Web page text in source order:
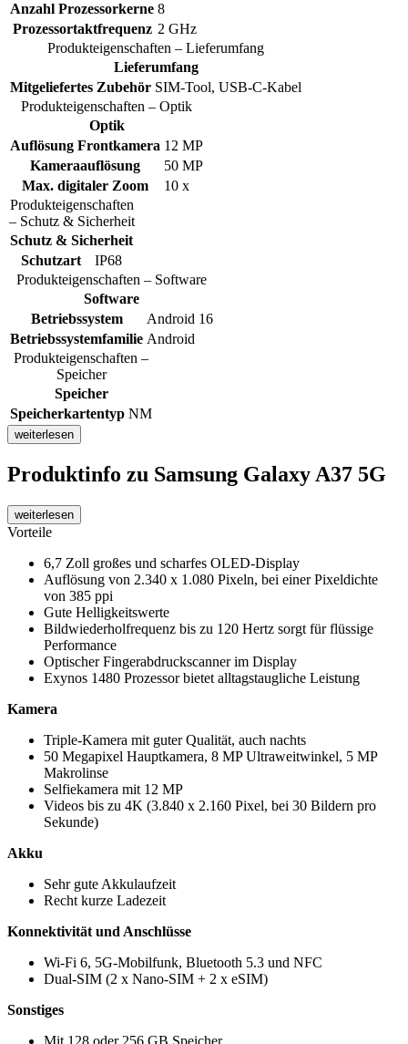
Anzahl Prozessorkerne 8
Prozessortaktfrequenz 2 GHz
Produkteigenschaften – Lieferumfang
Lieferumfang
Mitgeliefertes Zubehör SIM-Tool, USB-C-Kabel
Produkteigenschaften – Optik
Optik
Auflösung Frontkamera 12 MP
Kameraauflösung
50 MP
Max. digitaler Zoom
10 x
Produkteigenschaften
– Schutz & Sicherheit
Schutz & Sicherheit
Schutzart
IP68
Produkteigenschaften – Software
Software
Betriebssystem
Android 16
Betriebssystemfamilie Android
Produkteigenschaften –
Speicher
Speicher
Speicherkartentyp NM
weiterlesen
Produktinfo zu Samsung Galaxy A37 5G
weiterlesen
Vorteile
6,7 Zoll großes und scharfes OLED-Display
Auflösung von 2.340 x 1.080 Pixeln, bei einer Pixeldichte
von 385 ppi
Gute Helligkeitswerte
Bildwiederholfrequenz bis zu 120 Hertz sorgt für flüssige
Performance
Optischer Fingerabdruckscanner im Display
Exynos 1480 Prozessor bietet alltagstaugliche Leistung
Kamera
Triple-Kamera mit guter Qualität, auch nachts
50 Megapixel Hauptkamera, 8 MP Ultraweitwinkel, 5 MP
Makrolinse
Selfiekamera mit 12 MP
Videos bis zu 4K (3.840 x 2.160 Pixel, bei 30 Bildern pro
Sekunde)
Akku
Sehr gute Akkulaufzeit
Recht kurze Ladezeit
Konnektivität und Anschlüsse
Wi-Fi 6, 5G-Mobilfunk, Bluetooth 5.3 und NFC
Dual-SIM (2 x Nano-SIM + 2 x eSIM)
Sonstiges